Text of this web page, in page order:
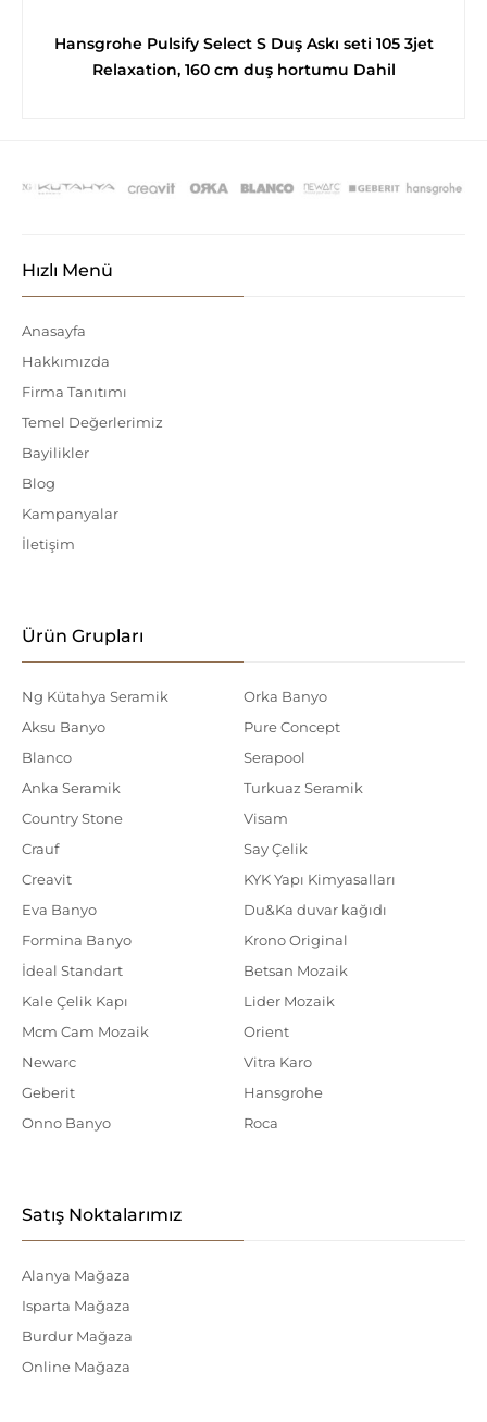
Hansgrohe Pulsify Select S Duş Askı seti 105 3jet
Relaxation, 160 cm duş hortumu Dahil
Hızlı Menü
Anasayfa
Hakkımızda
Firma Tanıtımı
Temel Değerlerimiz
Bayilikler
Blog
Kampanyalar
İletişim
Ürün Grupları
Ng Kütahya Seramik
Aksu Banyo
Blanco
Anka Seramik
Country Stone
Crauf
Creavit
Eva Banyo
Formina Banyo
İdeal Standart
Kale Çelik Kapı
Mcm Cam Mozaik
Newarc
Geberit
Onno Banyo
Orka Banyo
Pure Concept
Serapool
Turkuaz Seramik
Visam
Say Çelik
KYK Yapı Kimyasalları
Du&Ka duvar kağıdı
Krono Original
Betsan Mozaik
Lider Mozaik
Orient
Vitra Karo
Hansgrohe
Roca
Satış Noktalarımız
Alanya Mağaza
Isparta Mağaza
Burdur Mağaza
Online Mağaza